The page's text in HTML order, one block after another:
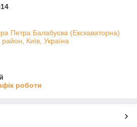
Петра Балабуєва (Екскаваторна)
Київ, Україна
роботи